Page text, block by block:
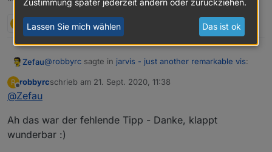
2 Antworten 0
Zefau@robbyrc sagte in jarvis - just another remarkable vis:
definieren?
Du kannst, musst aber keine Gruppen definieren.
Geräte: Du legst die Geräte an
R
Offline
robbyrcschrieb am 21. Sept. 2020, 11:38
zuletzt editiert von
@Zefau
Ah das war der fehlende Tipp - Danke, klappt
wunderbar :)
Lassen Sie mich wählen Das ist ok